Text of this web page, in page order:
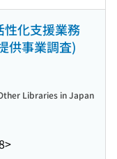
性化支援業務
供事業調査)
Libraries in Japan